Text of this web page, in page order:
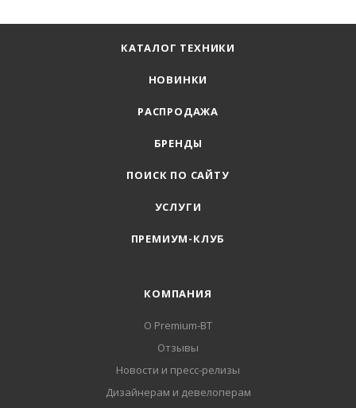
КАТАЛОГ ТЕХНИКИ
НОВИНКИ
РАСПРОДАЖА
БРЕНДЫ
ПОИСК ПО САЙТУ
УСЛУГИ
ПРЕМИУМ-КЛУБ
КОМПАНИЯ
О Premium-BT
Отзывы
Новости и пресс-релизы
Дизайнерам и девелоперам